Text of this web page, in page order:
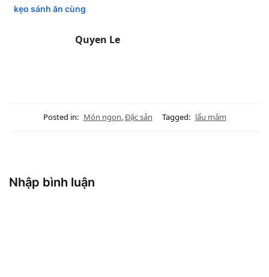
kẹo sánh ăn cùng
Quyen Le
Posted in: Món ngon,Đặc sản Tagged: lẩu mắm
Nhập bình luận